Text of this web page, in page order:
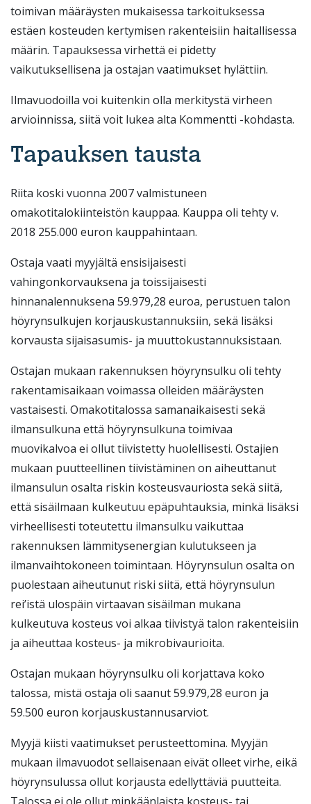
toimivan määräysten mukaisessa tarkoituksessa
estäen kosteuden kertymisen rakenteisiin haitallisessa
määrin. Tapauksessa virhettä ei pidetty
vaikutuksellisena ja ostajan vaatimukset hylättiin.
Ilmavuodoilla voi kuitenkin olla merkitystä virheen
arvioinnissa, siitä voit lukea alta Kommentti -kohdasta.
Tapauksen tausta
Riita koski vuonna 2007 valmistuneen
omakotitalokiinteistön kauppaa. Kauppa oli tehty v.
2018 255.000 euron kauppahintaan.
Ostaja vaati myyjältä ensisijaisesti
vahingonkorvauksena ja toissijaisesti
hinnanalennuksena 59.979,28 euroa, perustuen talon
höyrynsulkujen korjauskustannuksiin, sekä lisäksi
korvausta sijaisasumis- ja muuttokustannuksistaan.
Ostajan mukaan rakennuksen höyrynsulku oli tehty
rakentamisaikaan voimassa olleiden määräysten
vastaisesti. Omakotitalossa samanaikaisesti sekä
ilmansulkuna että höyrynsulkuna toimivaa
muovikalvoa ei ollut tiivistetty huolellisesti. Ostajien
mukaan puutteellinen tiivistäminen on aiheuttanut
ilmansulun osalta riskin kosteusvauriosta sekä siitä,
että sisäilmaan kulkeutuu epäpuhtauksia, minkä lisäksi
virheellisesti toteutettu ilmansulku vaikuttaa
rakennuksen lämmitysenergian kulutukseen ja
ilmanvaihtokoneen toimintaan. Höyrynsulun osalta on
puolestaan aiheutunut riski siitä, että höyrynsulun
rei’istä ulospäin virtaavan sisäilman mukana
kulkeutuva kosteus voi alkaa tiivistyä talon rakenteisiin
ja aiheuttaa kosteus- ja mikrobivaurioita.
Ostajan mukaan höyrynsulku oli korjattava koko
talossa, mistä ostaja oli saanut 59.979,28 euron ja
59.500 euron korjauskustannusarviot.
Myyjä kiisti vaatimukset perusteettomina. Myyjän
mukaan ilmavuodot sellaisenaan eivät olleet virhe, eikä
höyrynsulussa ollut korjausta edellyttäviä puutteita.